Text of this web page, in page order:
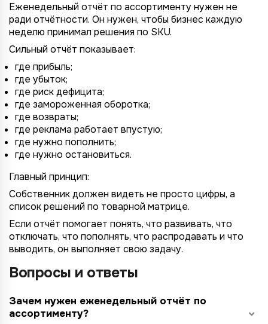
Еженедельный отчёт по ассортименту нужен не
ради отчётности. Он нужен, чтобы бизнес каждую
неделю принимал решения по SKU.
Сильный отчёт показывает:
где прибыль;
где убыток;
где риск дефицита;
где замороженная оборотка;
где возвраты;
где реклама работает впустую;
где нужно пополнить;
где нужно остановиться.
Главный принцип:
Собственник должен видеть не просто цифры, а
список решений по товарной матрице.
Если отчёт помогает понять, что развивать, что
отключать, что пополнять, что распродавать и что
выводить, он выполняет свою задачу.
Вопросы и ответы
Зачем нужен еженедельный отчёт по
ассортименту?